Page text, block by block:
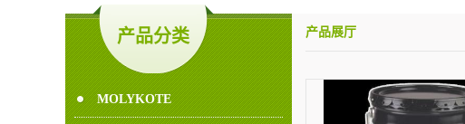
产品分类
MOLYKOTE
产品展厅